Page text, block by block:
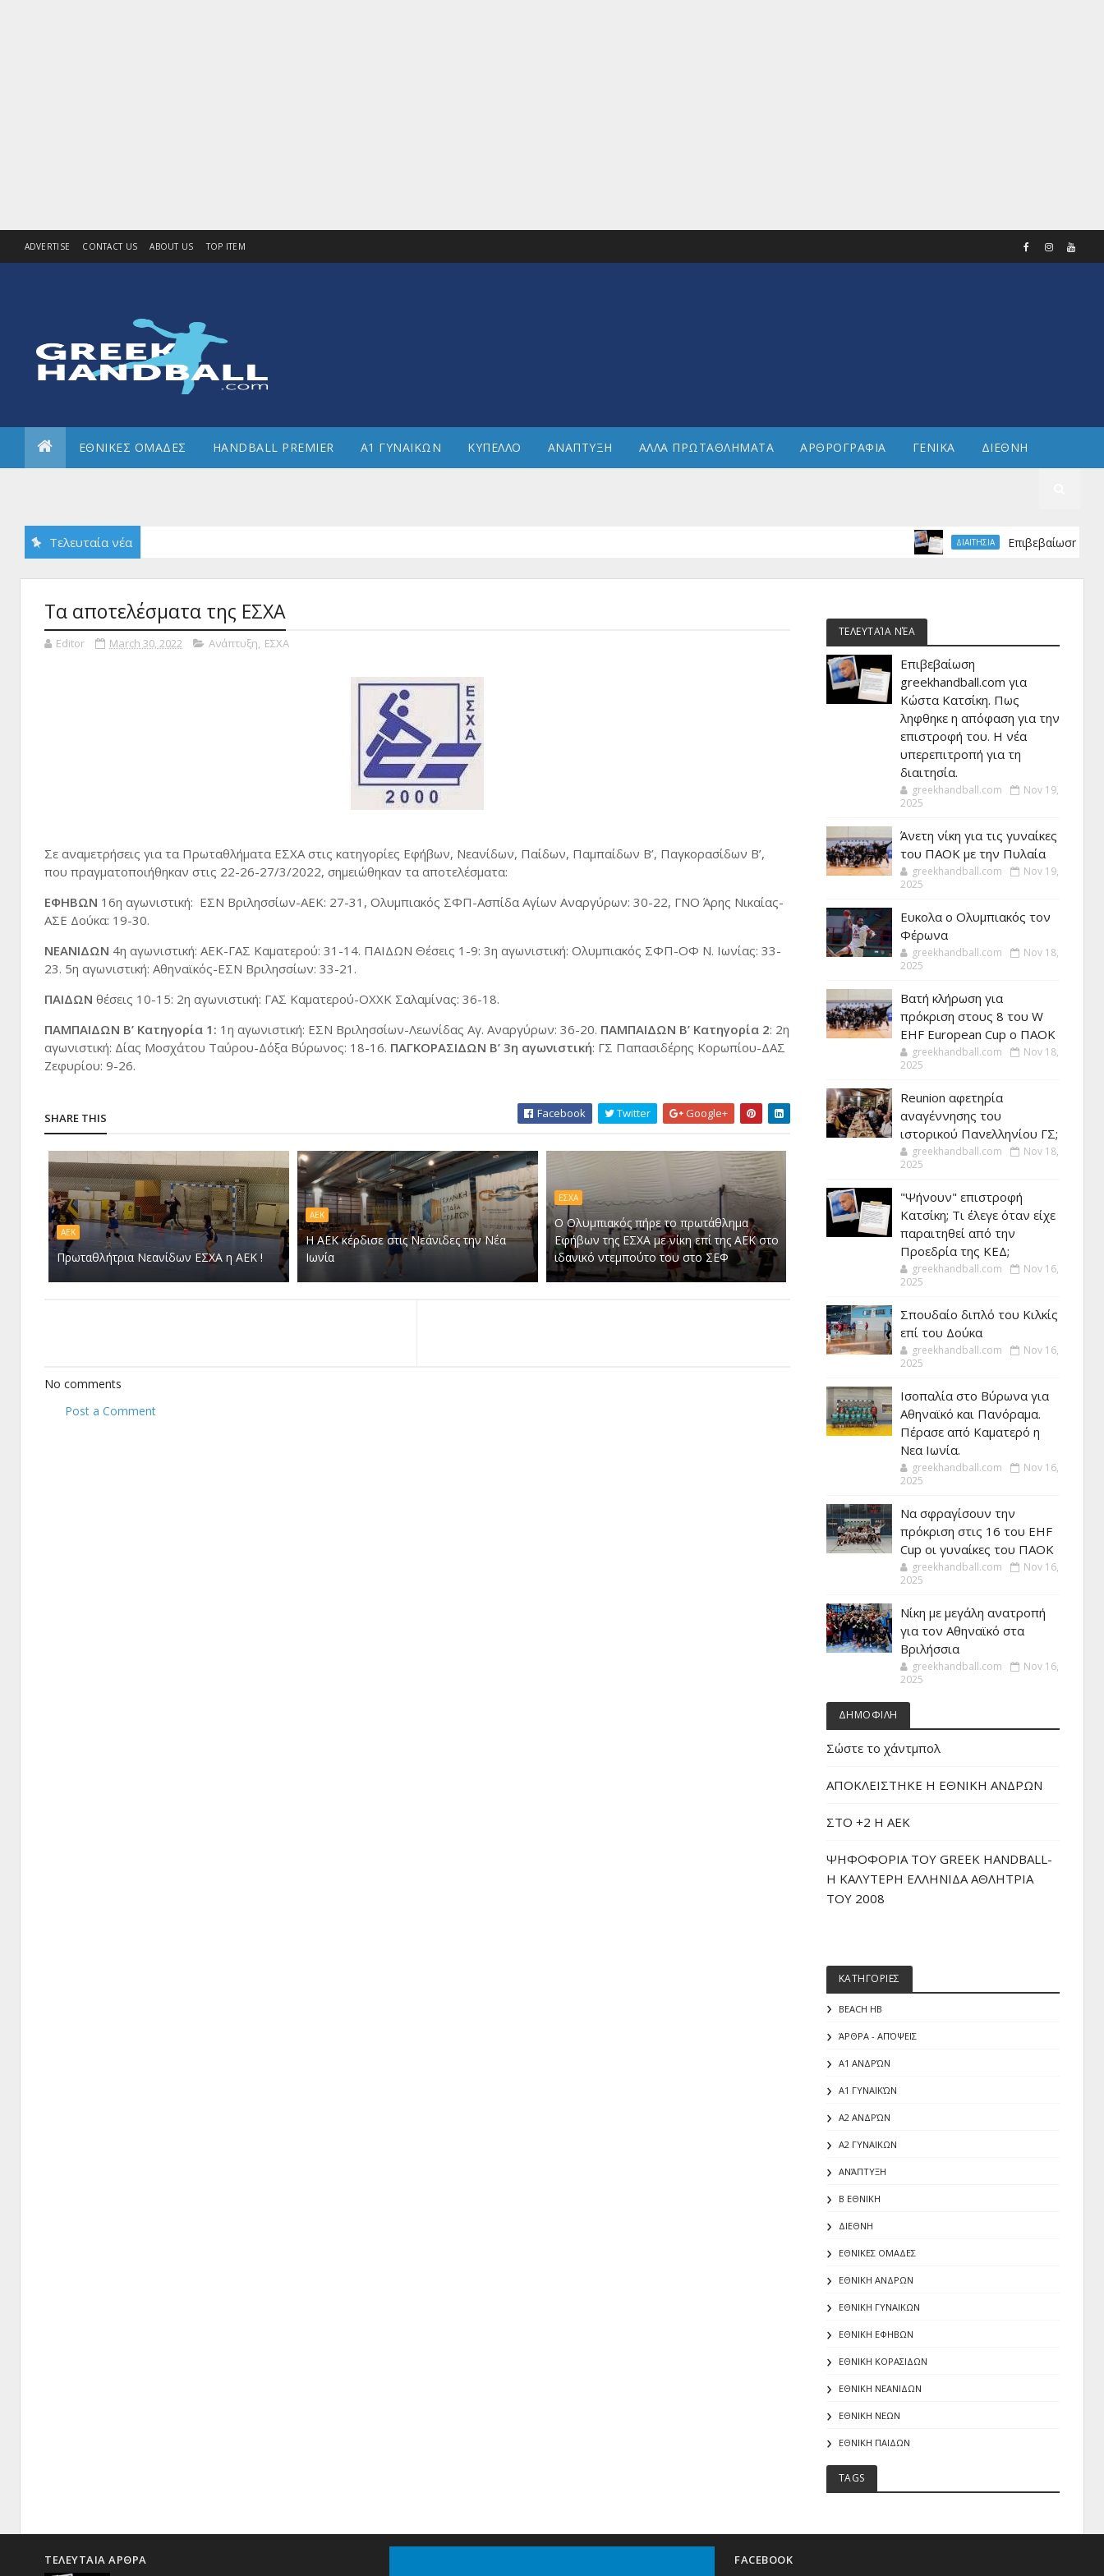
ADVERTISE CONTACT US ABOUT US TOP ITEM
ΕΘΝΙΚΕΣ ΟΜΑΔΕΣ HANDBALL PREMIER Α1 ΓΥΝΑΙΚΩΝ ΚΥΠΕΛΛΟ ΑΝΑΠΤΥΞΗ ΑΛΛΑ ΠΡΩΤΑΘΛΗΜΑΤΑ ΑΡΘΡΟΓΡΑΦΙΑ ΓΕΝΙΚΑ ΔΙΕΘΝΗ
Τελευταία νέα ΔΙΑΙΤΗΣΙΑ Επιβεβαίωση
Τα αποτελέσματα της ΕΣΧΑ
Editor March 30, 2022 Ανάπτυξη, ΕΣΧΑ
Σε αναμετρήσεις για τα Πρωταθλήματα ΕΣΧΑ στις κατηγορίες Εφήβων, Νεανίδων, Παίδων, Παμπαίδων Β’, Παγκορασίδων Β’,
που πραγματοποιήθηκαν στις 22-26-27/3/2022, σημειώθηκαν τα αποτελέσματα:
ΕΦΗΒΩΝ 16η αγωνιστική: ΕΣΝ Βριλησσίων-ΑΕΚ: 27-31, Ολυμπιακός ΣΦΠ-Ασπίδα Αγίων Αναργύρων: 30-22, ΓΝΟ Άρης Νικαίας-
ΑΣΕ Δούκα: 19-30.
ΝΕΑΝΙΔΩΝ 4η αγωνιστική: ΑΕΚ-ΓΑΣ Καματερού: 31-14. ΠΑΙΔΩΝ Θέσεις 1-9: 3η αγωνιστική: Ολυμπιακός ΣΦΠ-ΟΦ Ν. Ιωνίας: 33-
23. 5η αγωνιστική: Αθηναϊκός-ΕΣΝ Βριλησσίων: 33-21.
ΠΑΙΔΩΝ θέσεις 10-15: 2η αγωνιστική: ΓΑΣ Καματερού-ΟΧΧΚ Σαλαμίνας: 36-18.
ΠΑΜΠΑΙΔΩΝ Β’ Κατηγορία 1: 1η αγωνιστική: ΕΣΝ Βριλησσίων-Λεωνίδας Αγ. Αναργύρων: 36-20. ΠΑΜΠΑΙΔΩΝ Β’ Κατηγορία 2: 2η
αγωνιστική: Δίας Μοσχάτου Ταύρου-Δόξα Βύρωνος: 18-16. ΠΑΓΚΟΡΑΣΙΔΩΝ Β’ 3η αγωνιστική: ΓΣ Παπασιδέρης Κορωπίου-ΔΑΣ
Ζεφυρίου: 9-26.
SHARE THIS Facebook Twitter Google+
ΑΕΚ
Πρωταθλήτρια Νεανίδων ΕΣΧΑ η ΑΕΚ !
ΑΕΚ
Η ΑΕΚ κέρδισε στις Νεάνιδες την Νέα
Ιωνία
ΕΣΧΑ
Ο Ολυμπιακός πήρε το πρωτάθλημα
Εφήβων της ΕΣΧΑ με νίκη επί της ΑΕΚ στο
ιδανικό ντεμπούτο του στο ΣΕΦ
No comments
Post a Comment
ΤΕΛΕΥΤΑΊΑ ΝΈΑ
Επιβεβαίωση
greekhandball.com για
Κώστα Κατσίκη. Πως
ληφθηκε η απόφαση για την
επιστροφή του. Η νέα
υπερεπιτροπή για τη
διαιτησία.
greekhandball.com
Nov 19,
2025
Άνετη νίκη για τις γυναίκες
του ΠΑΟΚ με την Πυλαία
greekhandball.com
Nov 19,
2025
Ευκολα ο Ολυμπιακός τον
Φέρωνα
greekhandball.com
Nov 18,
2025
Βατή κλήρωση για
πρόκριση στους 8 του W
EHF European Cup ο ΠΑΟΚ
greekhandball.com
Nov 18,
2025
Reunion αφετηρία
αναγέννησης του
ιστορικού Πανελληνίου ΓΣ;
greekhandball.com
Nov 18,
2025
"Ψήνουν" επιστροφή
Κατσίκη; Τι έλεγε όταν είχε
παραιτηθεί από την
Προεδρία της ΚΕΔ;
greekhandball.com
Nov 16,
2025
Σπουδαίο διπλό του Κιλκίς
επί του Δούκα
greekhandball.com
Nov 16,
2025
Ισοπαλία στο Βύρωνα για
Αθηναϊκό και Πανόραμα.
Πέρασε από Καματερό η
Νεα Ιωνία.
greekhandball.com
Nov 16,
2025
Να σφραγίσουν την
πρόκριση στις 16 του EHF
Cup οι γυναίκες του ΠΑΟΚ
greekhandball.com
Nov 16,
2025
Νίκη με μεγάλη ανατροπή
για τον Αθηναϊκό στα
Βριλήσσια
greekhandball.com
Nov 16,
2025
ΔΗΜΟΦΙΛΗ
Σώστε το χάντμπολ
ΑΠΟΚΛΕΙΣΤΗΚΕ Η ΕΘΝΙΚΗ ΑΝΔΡΩΝ
ΣΤΟ +2 Η ΑΕΚ
ΨΗΦΟΦΟΡΙΑ ΤΟΥ GREEK HANDBALL-
H ΚΑΛΥΤΕΡΗ ΕΛΛΗΝΙΔΑ ΑΘΛΗΤΡΙΑ
ΤΟΥ 2008
ΚΑΤΗΓΟΡΙΕΣ
BEACH HB
ΆΡΘΡΑ - ΑΠΌΨΕΙΣ
Α1 ΑΝΔΡΏΝ
Α1 ΓΥΝΑΙΚΏΝ
Α2 ΑΝΔΡΏΝ
Α2 ΓΥΝΑΙΚΩΝ
ΑΝΆΠΤΥΞΗ
Β ΕΘΝΙΚΗ
ΔΙΕΘΝΗ
ΕΘΝΙΚΕΣ ΟΜΑΔΕΣ
ΕΘΝΙΚΗ ΑΝΔΡΩΝ
ΕΘΝΙΚΗ ΓΥΝΑΙΚΩΝ
ΕΘΝΙΚΗ ΕΦΗΒΩΝ
ΕΘΝΙΚΗ ΚΟΡΑΣΙΔΩΝ
ΕΘΝΙΚΗ ΝΕΑΝΙΔΩΝ
ΕΘΝΙΚΗ ΝΕΩΝ
ΕΘΝΙΚΗ ΠΑΙΔΩΝ
TAGS
ΤΕΛΕΥΤΑΙΑ ΑΡΘΡΑ FACEBOOK